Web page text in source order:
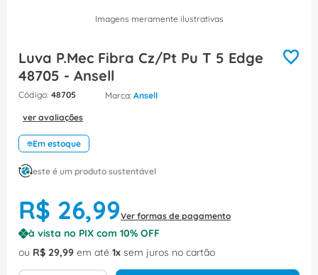
Imagens meramente ilustrativas
Luva P.Mec Fibra Cz/Pt Pu T 5 Edge
48705 - Ansell
: 48705 Ansell
ver avaliações
Em estoque
este é um produto sustentável
R$ 26,99Ver formas de pagamento
à vista no PIX com 10% OFF
ou R$ 29,99 em até 1 sem juros no cartão